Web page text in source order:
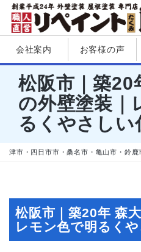
会社案内 お客様の声
松阪市｜築20
の外壁塗装｜
るくやさしい
津市・四日市市・桑名市・亀山市・鈴
松阪市｜築20年 森
レモン色で明るく